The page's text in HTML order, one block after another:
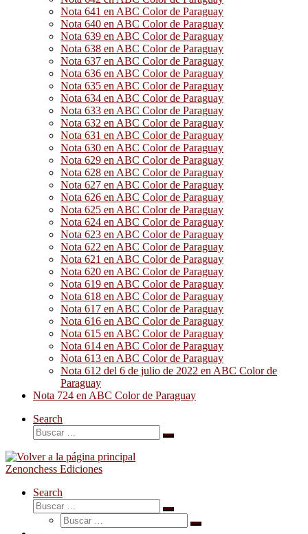
Nota 641 en ABC Color de Paraguay
Nota 640 en ABC Color de Paraguay
Nota 639 en ABC Color de Paraguay
Nota 638 en ABC Color de Paraguay
Nota 637 en ABC Color de Paraguay
Nota 636 en ABC Color de Paraguay
Nota 635 en ABC Color de Paraguay
Nota 634 en ABC Color de Paraguay
Nota 633 en ABC Color de Paraguay
Nota 632 en ABC Color de Paraguay
Nota 631 en ABC Color de Paraguay
Nota 630 en ABC Color de Paraguay
Nota 629 en ABC Color de Paraguay
Nota 628 en ABC Color de Paraguay
Nota 627 en ABC Color de Paraguay
Nota 626 en ABC Color de Paraguay
Nota 625 en ABC Color de Paraguay
Nota 624 en ABC Color de Paraguay
Nota 623 en ABC Color de Paraguay
Nota 622 en ABC Color de Paraguay
Nota 621 en ABC Color de Paraguay
Nota 620 en ABC Color de Paraguay
Nota 619 en ABC Color de Paraguay
Nota 618 en ABC Color de Paraguay
Nota 617 en ABC Color de Paraguay
Nota 616 en ABC Color de Paraguay
Nota 615 en ABC Color de Paraguay
Nota 614 en ABC Color de Paraguay
Nota 613 en ABC Color de Paraguay
Nota 612 del 6 de julio de 2022 en ABC Color de
Paraguay
Nota 724 en ABC Color de Paraguay
Search
Buscar
Buscar
Zenonchess Ediciones
Search
Buscar
Buscar
Buscar
Buscar